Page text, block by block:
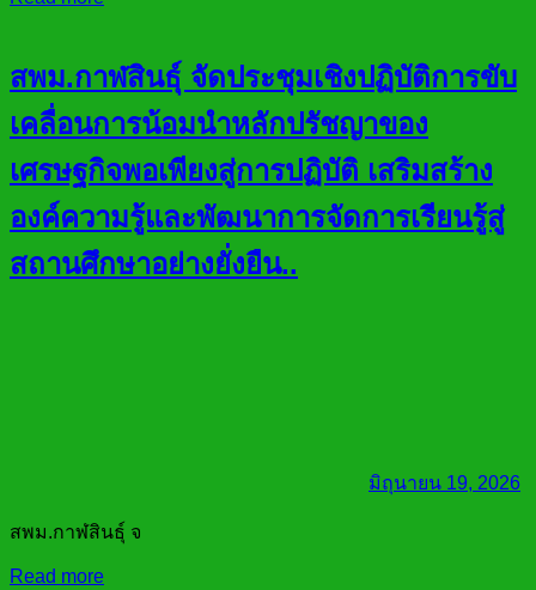
สพม.กาฬสินธุ์ จัดประชุมเชิงปฏิบัติการขับ
เคลื่อนการน้อมนำหลักปรัชญาของ
เศรษฐกิจพอเพียงสู่การปฏิบัติ เสริมสร้าง
องค์ความรู้และพัฒนาการจัดการเรียนรู้สู่
สถานศึกษาอย่างยั่งยืน..
มิถุนายน 19, 2026
สพม.กาฬสินธุ์ จ
Read more